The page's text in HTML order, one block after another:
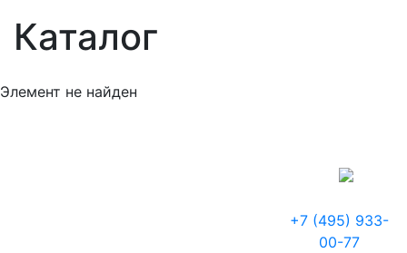
Каталог
Элемент не найден
+7 (495) 933-
00-77